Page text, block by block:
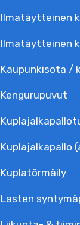
Ilmatäytteinen
Ilmatäytteinen
Kaupunkisota /
Kengurupuvut
Kuplajalkapallo
Kuplatörmäily
Lasten